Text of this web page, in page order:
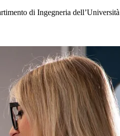
di Ingegneria